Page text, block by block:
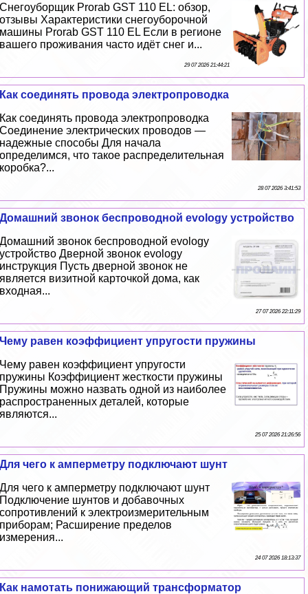
Снегоуборщик Prorab GST 110 EL: обзор,
отзывы Хаpaктеристики снегоуборочной
машины Prorab GST 110 EL Если в регионе
вашего проживания часто идёт снег и...
29 07 2026 21:44:21
Как соединять провода электропроводка
Как соединять провода электропроводка
Соединение электрических проводов —
надежные способы Для начала
определимся, что такое распределительная
коробка?...
28 07 2026 3:41:53
Домашний звонок беспроводной evology устройство
Домашний звонок беспроводной evology
устройство Дверной звонок evology
инструкция Пусть дверной звонок не
является визитной карточкой дома, как
входная...
27 07 2026 22:11:29
Чему равен коэффициент упругости пружины
Чему равен коэффициент упругости
пружины Коэффициент жесткости пружины
Пружины можно назвать одной из наиболее
распространенных деталей, которые
являются...
25 07 2026 21:26:56
Для чего к амперметру подключают шунт
Для чего к амперметру подключают шунт
Подключение шунтов и добавочных
сопротивлений к электроизмерительным
приборам; Расширение пределов
измерения...
24 07 2026 18:13:37
Как намотать понижающий трaнcформатор